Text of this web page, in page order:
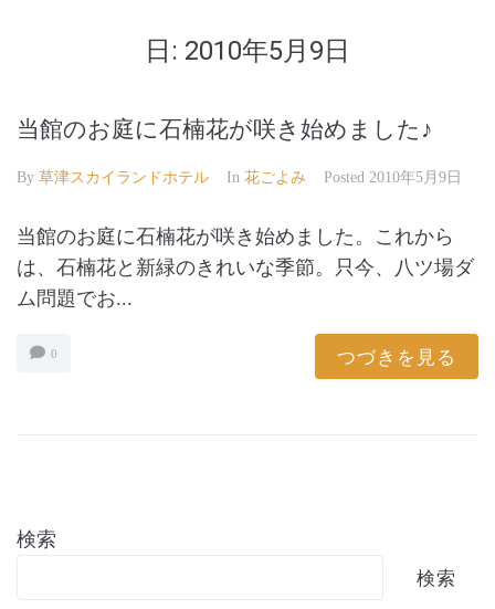
日: 2010年5月9日
当館のお庭に石楠花が咲き始めました♪
By 草津スカイランドホテル In 花ごよみ Posted 2010年5月9日
当館のお庭に石楠花が咲き始めました。これから
は、石楠花と新緑のきれいな季節。只今、八ツ場ダ
ム問題でお...
0 つづきを見る
検索
検索